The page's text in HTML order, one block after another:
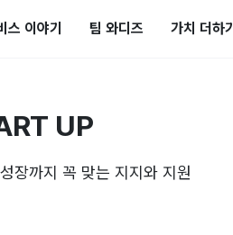
스 이야기 팀 와디즈 가치 더하기
UP
장까지 꼭 맞는 지지와 지원